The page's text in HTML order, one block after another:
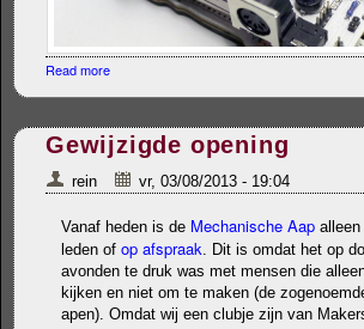
Read more
Gewijzigde opening
rein vr, 03/08/2013 - 19:04
Vanaf heden is de Mechanische Aap
leden of op afspraak. Dit is omdat het op
avonden te druk was met mensen die
kijken en niet om te maken (de
apen). Omdat wij een clubje zijn van